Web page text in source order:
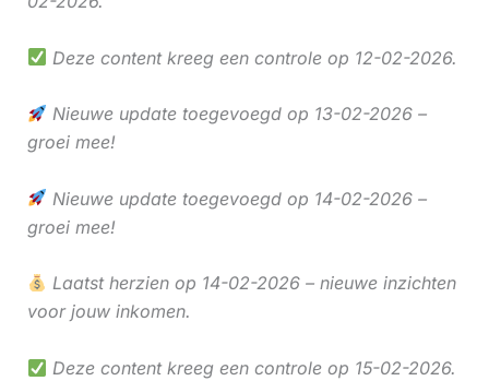
Deze content kreeg een controle op 12-02-2026.
Nieuwe update toegevoegd op 13-02-2026 –
groei mee!
Nieuwe update toegevoegd op 14-02-2026 –
groei mee!
Laatst herzien op 14-02-2026 – nieuwe inzichten
voor jouw inkomen.
Deze content kreeg een controle op 15-02-2026.